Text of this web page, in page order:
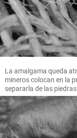
La amalgama queda
mineros colocan en la
separarla de las